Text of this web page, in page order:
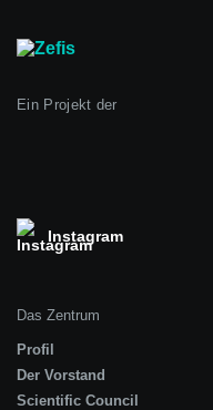
Ein Projekt der
Instagram
Das Zentrum
Profil
Der Vorstand
Scientific Council